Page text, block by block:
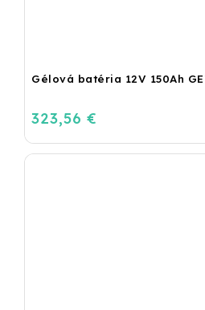
Gélová batéria 12V 150Ah
323,56 €